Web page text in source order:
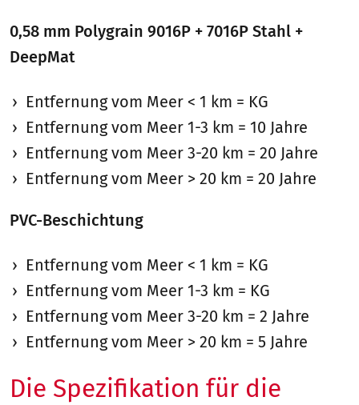
0,58 mm Polygrain 9016P + 7016P Stahl +
DeepMat
Entfernung vom Meer < 1 km = KG
Entfernung vom Meer 1-3 km = 10 Jahre
Entfernung vom Meer 3-20 km = 20 Jahre
Entfernung vom Meer > 20 km = 20 Jahre
PVC-Beschichtung
Entfernung vom Meer < 1 km = KG
Entfernung vom Meer 1-3 km = KG
Entfernung vom Meer 3-20 km = 2 Jahre
Entfernung vom Meer > 20 km = 5 Jahre
Die Spezifikation für die